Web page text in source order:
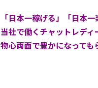
「日本一稼げる」「日本
当社で働くチャットレデ
物心両面で豊かになっても